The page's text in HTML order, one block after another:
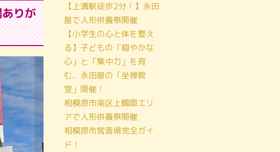
りが
【上溝駅徒歩2分！】永田
屋で人形供養祭開催
【小学生の心と体を整え
る】子どもの「穏やかな
心」と「集中力」を育
む、永田屋の「坐禅教
室」開催！
相模原市南区上鶴間エリ
アで人形供養祭開催
相模原市営斎場完全ガイ
ド！